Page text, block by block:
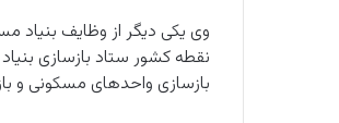
بازسازی واحدهای مسکونی و